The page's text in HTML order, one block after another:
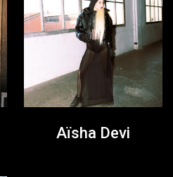
Aïsha Devi